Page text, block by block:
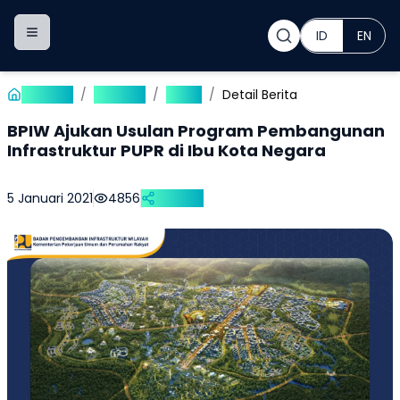
Toggle navigation menu ID EN
/ / / Detail Berita
BPIW Ajukan Usulan Program Pembangunan
Infrastruktur PUPR di Ibu Kota Negara
5 Januari 2021 4856